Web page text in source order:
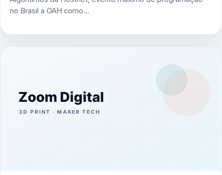
no Brasil a OAH como…